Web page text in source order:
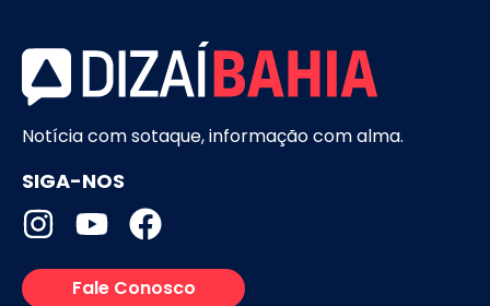
Notícia com sotaque, informação com alma.
SIGA-NOS
Fale Conosco